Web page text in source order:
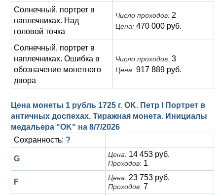
Солнечный, портрет в
наплечниках. Над
головой точка
Число проходов: 2
Цена: 470 000 руб.
Солнечный, портрет в
наплечниках. Ошибка в
обозначение монетного
двора
Число проходов: 3
Цена: 917 889 руб.
Цена монеты 1 рубль 1725 г. OK. Петр I Портрет в
античных доспехах. Тиражная монета. Инициалы
медальера "OK" на 8/7/2026
Сохранность: ?
G Цена: 14 453 руб.
Проходов: 1
F Цена: 23 753 руб.
Проходов: 7